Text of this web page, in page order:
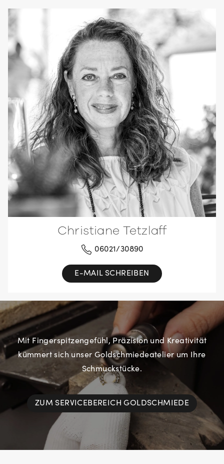
Christiane Tetzlaff
06021/30890
E-MAIL SCHREIBEN
Mit Fingerspitzengefühl, Präzision und Kreativität
kümmert sich unser Goldschmiedeatelier um Ihre
Schmuckstücke.
ZUM SERVICEBEREICH GOLDSCHMIEDE